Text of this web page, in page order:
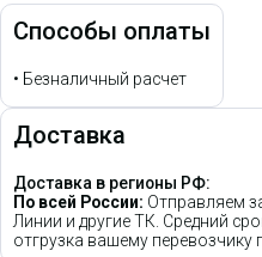
Способы оплаты
• Безналичный расчет
Доставка
Доставка в регионы РФ:
По всей России: Отправляем
Линии и другие ТК. Средний
отгрузка вашему перевозчику